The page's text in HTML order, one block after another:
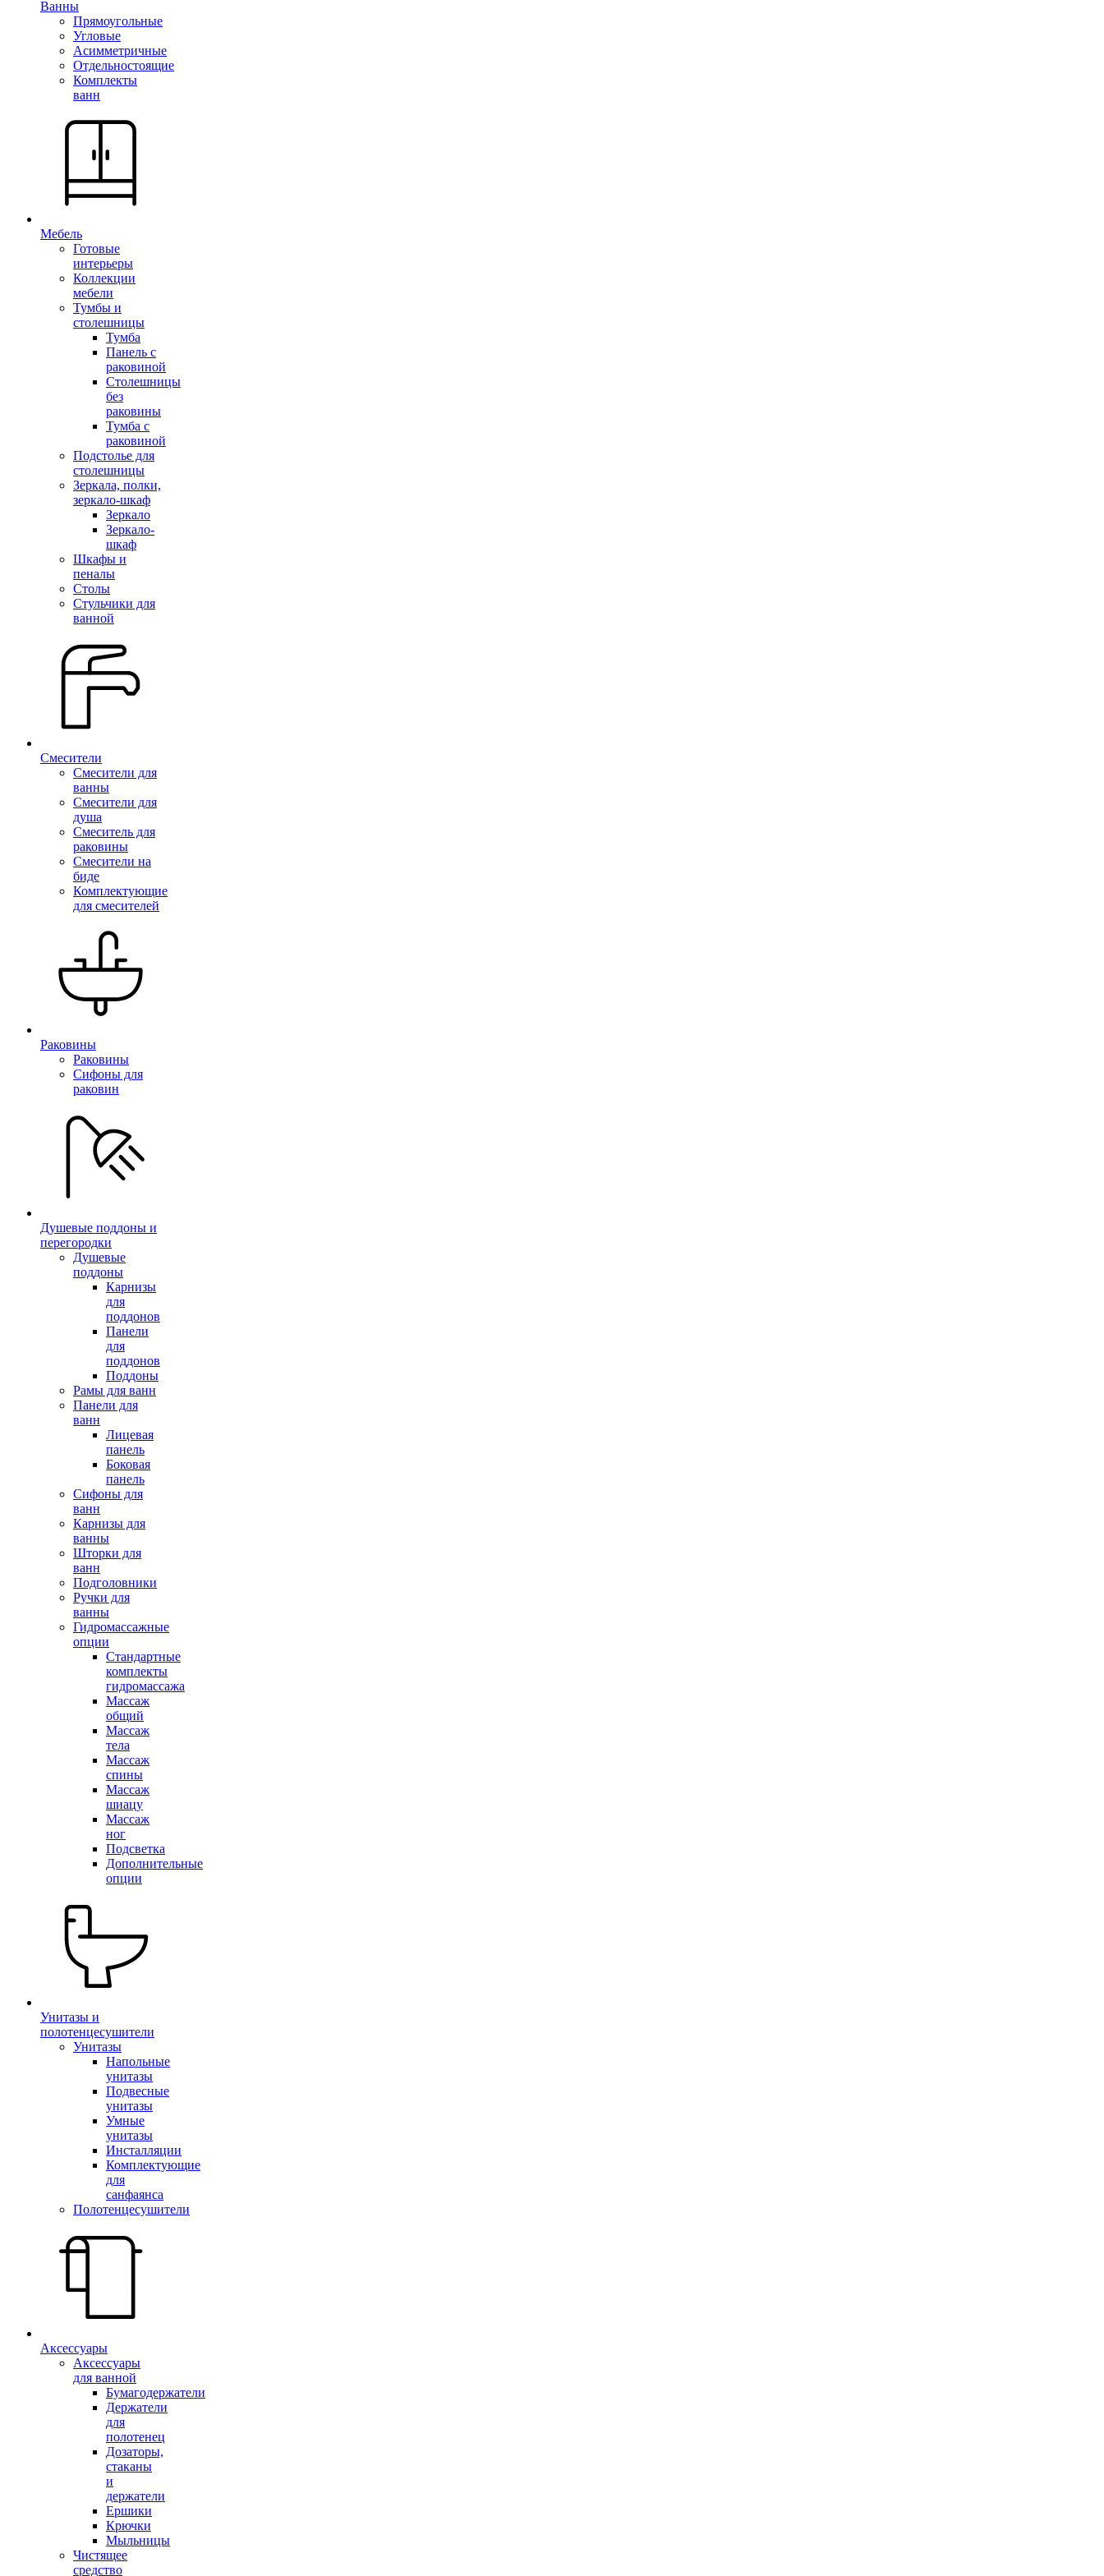
Ванны
Прямоугольные
Угловые
Асимметричные
Отдельностоящие
Комплекты
ванн
Мебель
Готовые
интерьеры
Коллекции
мебели
Тумбы и
столешницы
Тумба
Панель с
раковиной
Столешницы
без
раковины
Тумба с
раковиной
Подстолье для
столешницы
Зеркала, полки,
зеркало-шкаф
Зеркало
Зеркало-
шкаф
Шкафы и
пеналы
Столы
Стульчики для
ванной
Смесители
Смесители для
ванны
Смесители для
душа
Смеситель для
раковины
Смесители на
биде
Комплектующие
для смесителей
Раковины
Раковины
Сифоны для
раковин
Душевые поддоны и
перегородки
Душевые
поддоны
Карнизы
для
поддонов
Панели
для
поддонов
Поддоны
Рамы для ванн
Панели для
ванн
Лицевая
панель
Боковая
панель
Сифоны для
ванн
Карнизы для
ванны
Шторки для
ванн
Подголовники
Ручки для
ванны
Гидромассажные
опции
Стандартные
комплекты
гидромассажа
Массаж
общий
Массаж
тела
Массаж
спины
Массаж
шиацу
Массаж
ног
Подсветка
Дополнительные
опции
Унитазы и
полотенцесушители
Унитазы
Напольные
унитазы
Подвесные
унитазы
Умные
унитазы
Инсталляции
Комплектующие
для
санфаянса
Полотенцесушители
Аксессуары
Аксессуары
для ванной
Бумагодержатели
Держатели
для
полотенец
Дозаторы,
стаканы
и
держатели
Ершики
Крючки
Мыльницы
Чистящее
средство